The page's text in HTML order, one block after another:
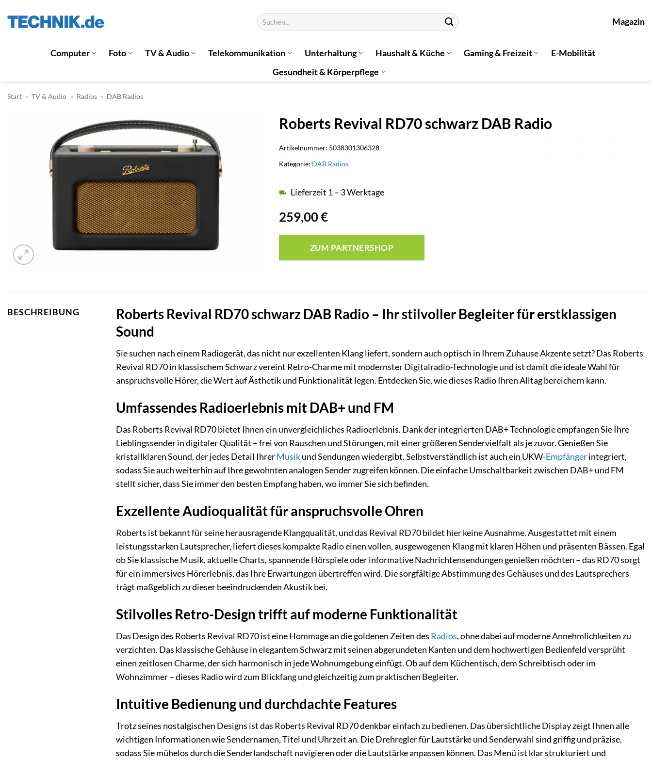
Inhalt
Suchen
nach:
Magazin
Computer Foto TV & Audio Telekommunikation Unterhaltung Haushalt & Küche Gaming & Freizeit
E-Mobilität
Gesundheit & Körperpflege
Start » TV & Audio » Radios » DAB Radios
Roberts Revival RD70 schwarz DAB Radio
259,00€
Lieferzeit 1 – 3 Werktage
ZUM PARTNERSHOP
Artikelnummer: 5038301306328
Kategorie: DAB Radios
BESCHREIBUNG
Roberts Revival RD70 schwarz DAB Radio – Ihr stilvoller Begleiter für erstklassigen
Sound
Sie suchen nach einem Radiogerät, das nicht nur exzellenten Klang liefert, sondern auch optisch in Ihrem Zuhause Akzente setzt? Das Roberts
Revival RD70 in klassischem Schwarz vereint Retro-Charme mit modernster Digitalradio-Technologie und ist damit die ideale Wahl für
anspruchsvolle Hörer, die Wert auf Ästhetik und Funktionalität legen. Entdecken Sie, wie dieses Radio Ihren Alltag bereichern kann.
Umfassendes Radioerlebnis mit DAB+ und FM
Das Roberts Revival RD70 bietet Ihnen ein unvergleichliches Radioerlebnis. Dank der integrierten DAB+ Technologie empfangen Sie Ihre
Lieblingssender in digitaler Qualität – frei von Rauschen und Störungen, mit einer größeren Sendervielfalt als je zuvor. Genießen Sie
kristallklaren Sound, der jedes Detail IhrerMusikund Sendungen wiedergibt. Selbstverständlich ist auch ein UKW-Empfängerintegriert,
sodass Sie auch weiterhin auf Ihre gewohnten analogen Sender zugreifen können. Die einfache Umschaltbarkeit zwischen DAB+ und FM
stellt sicher, dass Sie immer den besten Empfang haben, wo immer Sie sich befinden.
Exzellente Audioqualität für anspruchsvolle Ohren
Roberts ist bekannt für seine herausragende Klangqualität, und das Revival RD70 bildet hier keine Ausnahme. Ausgestattet mit einem
leistungsstarken Lautsprecher, liefert dieses kompakte Radio einen vollen, ausgewogenen Klang mit klaren Höhen und präsenten Bässen. Egal
ob Sie klassische Musik, aktuelle Charts, spannende Hörspiele oder informative Nachrichtensendungen genießen möchten – das RD70 sorgt
für ein immersives Hörerlebnis, das Ihre Erwartungen übertreffen wird. Die sorgfältige Abstimmung des Gehäuses und des Lautsprechers
trägt maßgeblich zu dieser beeindruckenden Akustik bei.
Stilvolles Retro-Design trifft auf moderne Funktionalität
Das Design des Roberts Revival RD70 ist eine Hommage an die goldenen Zeiten des Radios, ohne dabei auf moderne Annehmlichkeiten zu
verzichten. Das klassische Gehäuse in elegantem Schwarz mit seinen abgerundeten Kanten und dem hochwertigen Bedienfeld versprüht
einen zeitlosen Charme, der sich harmonisch in jede Wohnumgebung einfügt. Ob auf dem Küchentisch, dem Schreibtisch oder im
Wohnzimmer – dieses Radio wird zum Blickfang und gleichzeitig zum praktischen Begleiter.
Intuitive Bedienung und durchdachte Features
Trotz seines nostalgischen Designs ist das Roberts Revival RD70 denkbar einfach zu bedienen. Das übersichtliche Display zeigt Ihnen alle
wichtigen Informationen wie Sendernamen, Titel und Uhrzeit an. Die Drehregler für Lautstärke und Senderwahl sind griffig und präzise,
sodass Sie mühelos durch die Senderlandschaft navigieren oder die Lautstärke anpassen können. Das Menü ist klar strukturiert und